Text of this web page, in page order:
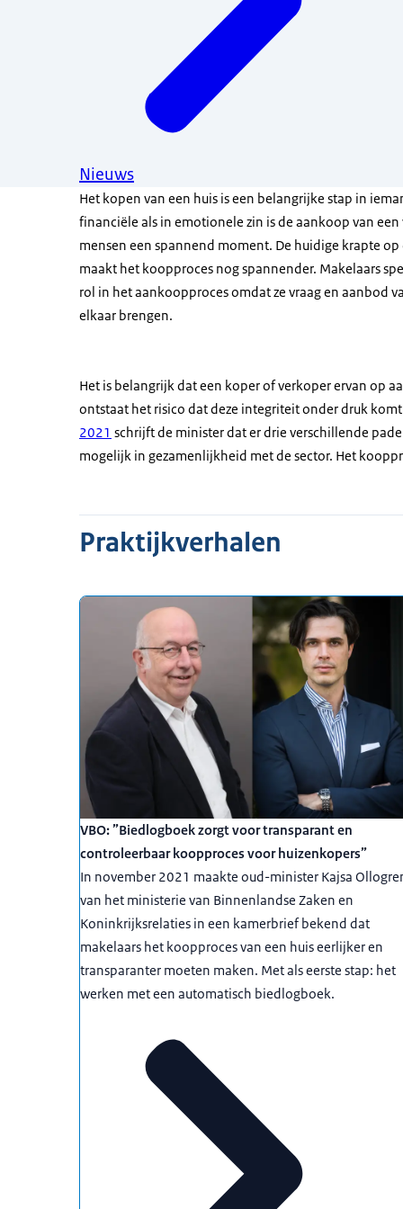
Nieuws
Het kopen van een huis is een belangrijke stap in
financiële als in emotionele zin is de aankoop van
mensen een spannend moment. De huidige krapte
maakt het koopproces nog spannender. Makelaars
rol in het aankoopproces omdat ze vraag en aanbod
elkaar brengen.
Het is belangrijk dat een koper of verkoper ervan op
ontstaat het risico dat deze integriteit onder druk
2021 schrijft de minister dat er drie verschillende
mogelijk in gezamenlijkheid met de sector. Het
Praktijkverhalen
VBO: ”Biedlogboek zorgt voor transparant en
controleerbaar koopproces voor huizenkopers”
In november 2021 maakte oud-minister Kajsa
van het ministerie van Binnenlandse Zaken en
Koninkrijksrelaties in een kamerbrief bekend dat
makelaars het koopproces van een huis eerlijker en
transparanter moeten maken. Met als eerste stap: het
werken met een automatisch biedlogboek.